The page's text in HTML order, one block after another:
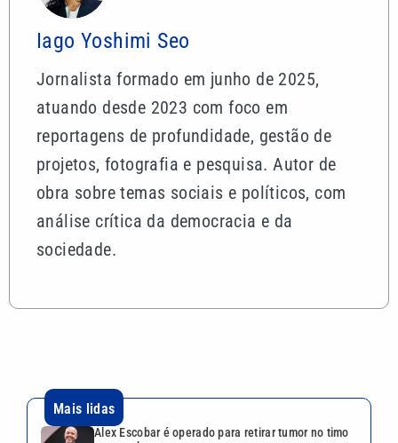
Iago Yoshimi Seo
Jornalista formado em junho de 2025,
atuando desde 2023 com foco em
reportagens de profundidade, gestão de
projetos, fotografia e pesquisa. Autor de
obra sobre temas sociais e políticos, com
análise crítica da democracia e da
sociedade.
Mais lidas
Alex Escobar é operado para retirar tumor no timo